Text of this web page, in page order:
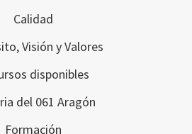
Calidad
Visión y Valores
disponibles
del 061 Aragón
Formación